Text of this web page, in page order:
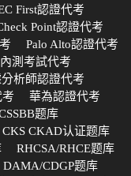
First認證代考
Point認證代考
Palo Alto認證代考
測考試代考
析師認證代考
考
華為認證代考
题库
CKAD认证题库
RHCSA/RHCE题库
DAMA/CDGP题库